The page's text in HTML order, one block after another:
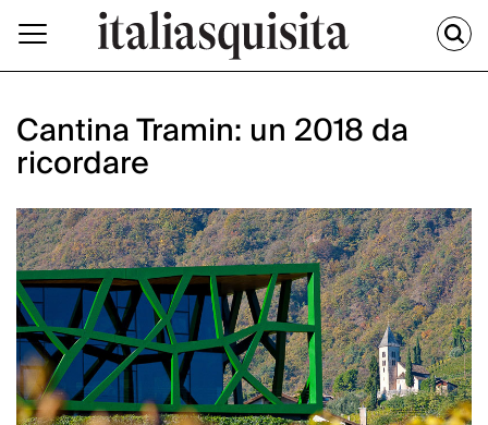
Cantina Tramin: un 2018 da
ricordare